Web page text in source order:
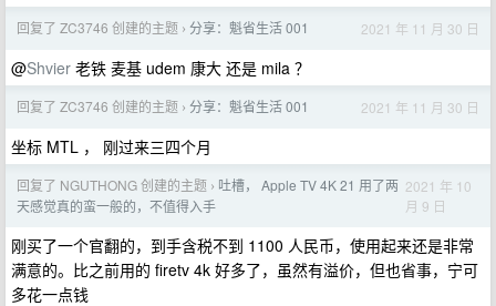
回复了 ZC3746 创建的主题 › 分享：魁省生活 001 2021 年 11 月 30 日
@Shvier 老铁 麦基 udem 康大 还是 mila ？
回复了 ZC3746 创建的主题 › 分享：魁省生活 001 2021 年 11 月 30 日
坐标 MTL ， 刚过来三四个月
回复了 NGUTHONG 创建的主题 › 吐槽， Apple TV 4K 21 用了两
天感觉真的蛮一般的，不值得入手
2021 年 10
月 9 日
刚买了一个官翻的，到手含税不到 1100 人民币，使用起来还是非常
满意的。比之前用的 firetv 4k 好多了，虽然有溢价，但也省事，宁可
多花一点钱